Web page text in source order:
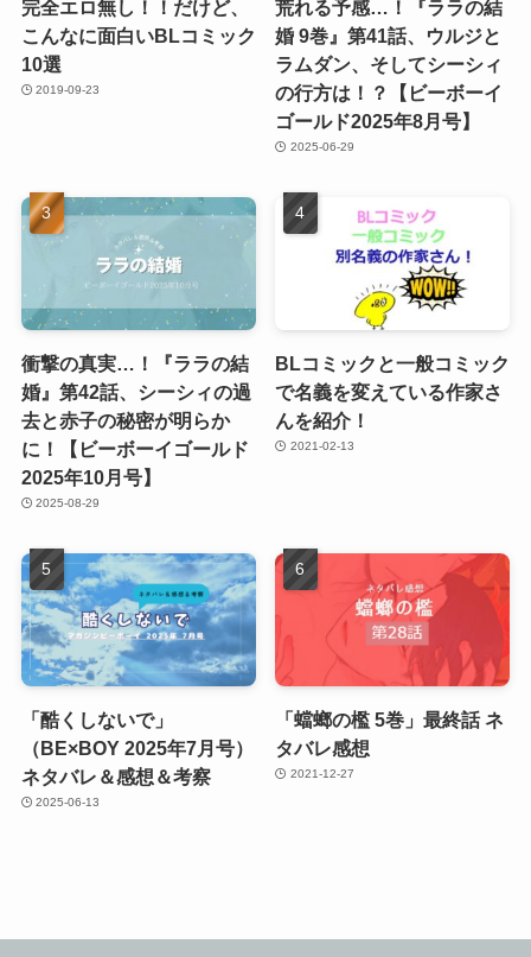
完全エロ無し！！だけど、
こんなに面白いBLコミック
10選
2019-09-23
荒れる予感…！『ララの結
婚 9巻』第41話、ウルジと
ラムダン、そしてシーシィ
の行方は！？【ビーボーイ
ゴールド2025年8月号】
2025-06-29
衝撃の真実…！『ララの結
婚』第42話、シーシィの過
去と赤子の秘密が明らか
に！【ビーボーイゴールド
2025年10月号】
2025-08-29
BLコミックと一般コミック
で名義を変えている作家さ
んを紹介！
2021-02-13
「酷くしないで」
（BE×BOY 2025年7月号）
ネタバレ＆感想＆考察
2025-06-13
「蟷螂の檻 5巻」最終話 ネ
タバレ感想
2021-12-27